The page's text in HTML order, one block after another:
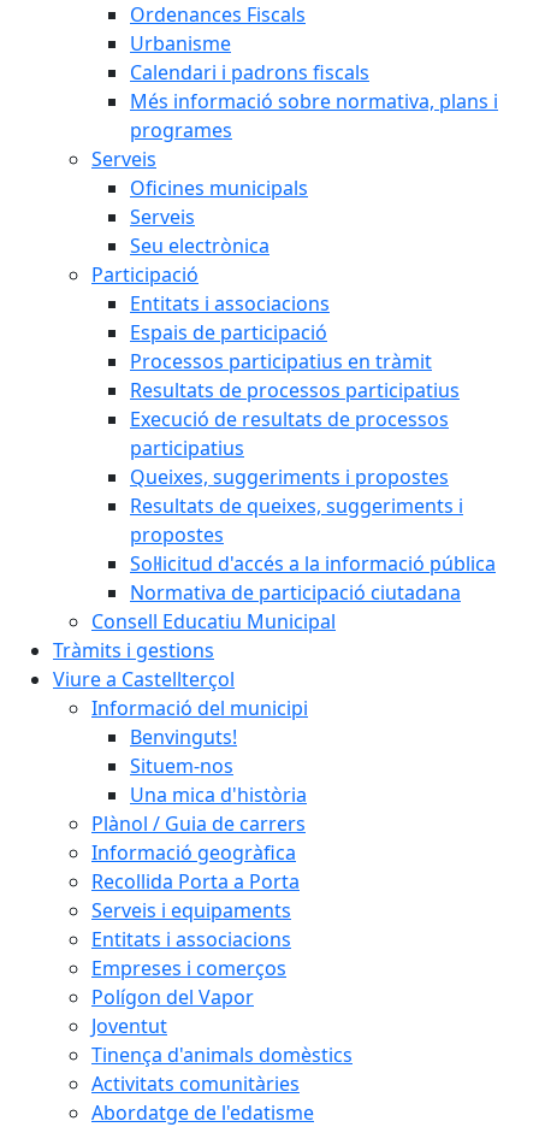
Ordenances Fiscals
Urbanisme
Calendari i padrons fiscals
Més informació sobre normativa, plans i
programes
Serveis
Oficines municipals
Serveis
Seu electrònica
Participació
Entitats i associacions
Espais de participació
Processos participatius en tràmit
Resultats de processos participatius
Execució de resultats de processos
participatius
Queixes, suggeriments i propostes
Resultats de queixes, suggeriments i
propostes
Sol·licitud d'accés a la informació pública
Normativa de participació ciutadana
Consell Educatiu Municipal
Tràmits i gestions
Viure a Castellterçol
Informació del municipi
Benvinguts!
Situem-nos
Una mica d'història
Plànol / Guia de carrers
Informació geogràfica
Recollida Porta a Porta
Serveis i equipaments
Entitats i associacions
Empreses i comerços
Polígon del Vapor
Joventut
Tinença d'animals domèstics
Activitats comunitàries
Abordatge de l'edatisme